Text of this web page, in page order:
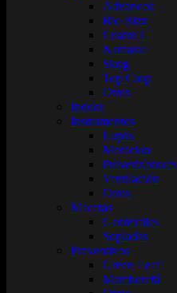
Advanced
Bio Bizz
Cuatro L
Namaste
Skog
Top Crop
Otros
Indoor
Instrumentos
Lupas
Medicion
Pulverizadores
Ventilación
Otros
Macetas
Geotextiles
Sopladas
Preventivos
Green Leaf
Mamboretá